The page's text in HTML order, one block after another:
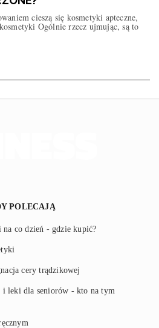
cieszą się kosmetyki apteczne,
Ogólnie rzecz ujmując, są to
POLECAJĄ
na co dzień - gdzie kupić?
cery trądzikowej
leki dla seniorów - kto na tym